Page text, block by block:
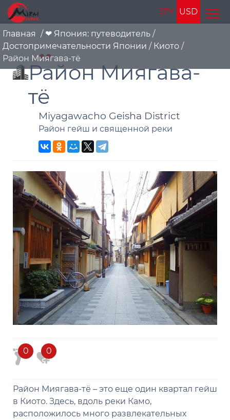
JPY USD
Главная / ❤ Япония: путеводитель /
Достопримечательности Японии / Киото /
Район Миягава-тё
Район Миягава-
тё
Miyagawacho Geisha District
Район гейш и священной реки
0 0
Район Миягава-тё – это еще один квартал гейш
в Киото. Здесь, вдоль реки Камо,
расположилось много развлекательных